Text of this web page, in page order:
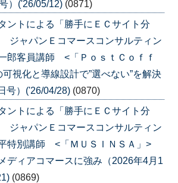
）('26/05/12) (0871)
ントによる「勝手にＥＣサイト分
ジャパンＥコマースコンサルティン
郎客員講師 <「ＰｏｓｔＣｏｆｆ
視化と導線設計で”選べない”を解決
号）('26/04/28) (0870)
ントによる「勝手にＥＣサイト分
ジャパンＥコマースコンサルティン
特別講師 <「ＭＵＳＩＮＳＡ」>
ディアコマースに強み（2026年4月1
(0869)